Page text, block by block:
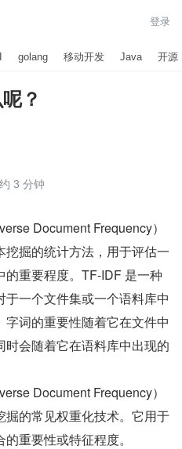
登录
golang 移动开发 Java 开源
？
3 分钟
Document Frequency）
掘的统计方法，用于评估一
重要程度。TF-IDF 是一种
一个文件集或一个语料库中
词的重要性随着它在文件中
会随着它在语料库中出现的
Document Frequency）
的常见权重化技术。它用于
重要性或特征程度。